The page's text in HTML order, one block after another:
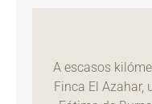
A escasos
Finca El Azahar,